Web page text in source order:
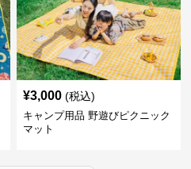
¥3,000 (税込)
キャンプ用品 野遊びピクニック
マット